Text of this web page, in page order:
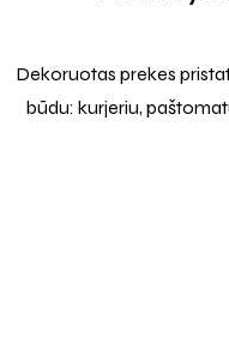
Dekoruotas prekes
būdu: kurjeriu,